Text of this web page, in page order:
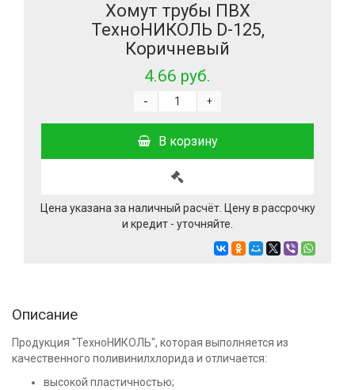
Хомут трубы ПВХ
ТехноНИКОЛЬ D-125,
Коричневый
4.66 руб.
+
-
В корзину
Цена указана за наличный расчёт. Цену в рассрочку
и кредит - уточняйте.
Описание
Продукция "ТехноНИКОЛЬ", которая выполняется из
качественного поливинилхлорида и отличается:
высокой пластичностью;